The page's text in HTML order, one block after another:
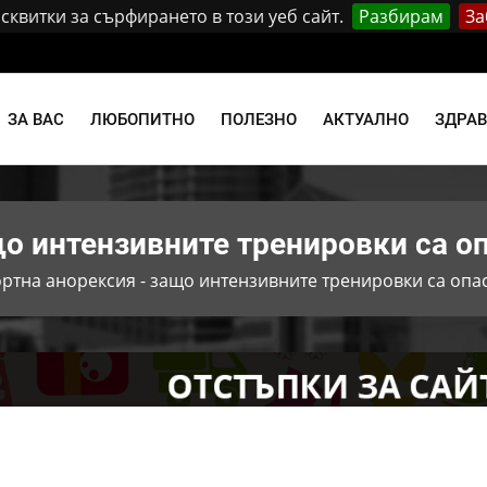
за сърфирането в този уеб сайт. Разбирам
ЗА ВАС ЛЮБОПИТНО ПОЛЕЗНО АКТУАЛНО
интензивните тренировки са
анорексия - защо интензивните тренировки са